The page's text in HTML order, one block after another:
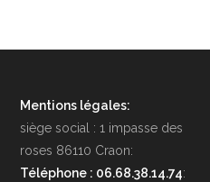
Mentions légales:
siège social : 1 impasse des
roses 86110 Craon:
Téléphone : 06.68.38.14.74: